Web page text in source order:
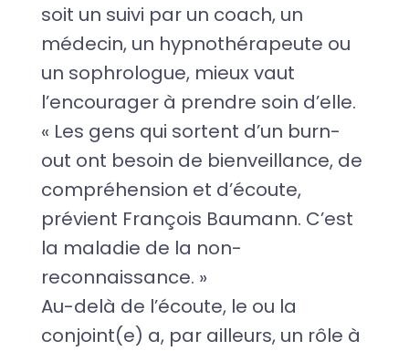
soit un suivi par un coach, un
médecin, un hypnothérapeute ou
un sophrologue, mieux vaut
l’encourager à prendre soin d’elle.
« Les gens qui sortent d’un burn-
out ont besoin de bienveillance, de
compréhension et d’écoute,
prévient François Baumann. C’est
la maladie de la non-
reconnaissance. »
Au-delà de l’écoute, le ou la
conjoint(e) a, par ailleurs, un rôle à